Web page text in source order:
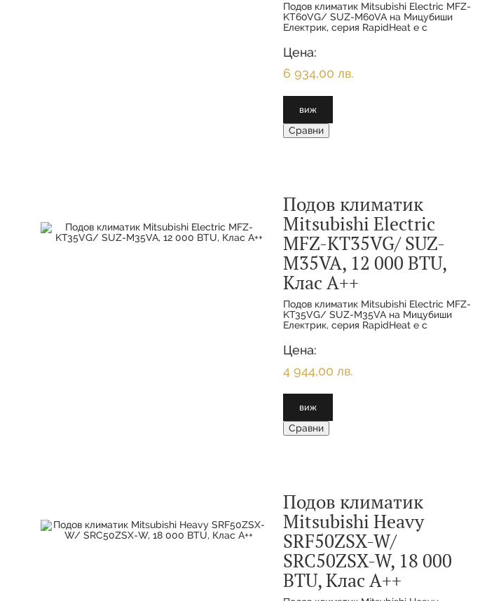
Подов климатик Mitsubishi Electric MFZ-
KT60VG/ SUZ-M60VA на Мицубиши
Електрик, серия RapidHeat е с
позволява частично вграждане. Това е
най-безшумната подова серия –
Цена:
6 934,00 лв.
виж
Сравни
Подов климатик
Mitsubishi Electric
MFZ-KT35VG/ SUZ-
M35VA, 12 000 BTU,
Клас А++
Подов климатик Mitsubishi Electric MFZ-
KT35VG/ SUZ-M35VA на Мицубиши
Електрик, серия RapidHeat е с
позволява частично вграждане. Това е
най-безшумната подова серия –
Цена:
4 944,00 лв.
виж
Сравни
Подов климатик
Mitsubishi Heavy
SRF50ZSX-W/
SRC50ZSX-W, 18 000
BTU, Клас А++